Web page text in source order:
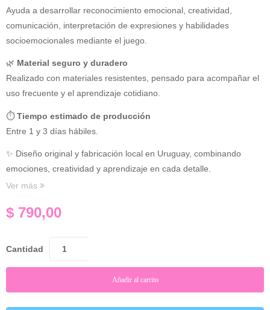
Ayuda a desarrollar reconocimiento emocional, creatividad,
comunicación, interpretación de expresiones y habilidades
socioemocionales mediante el juego.
🌿 Material seguro y duradero
Realizado con materiales resistentes, pensado para acompañar el
uso frecuente y el aprendizaje cotidiano.
⏱Tiempo estimado de producción
Entre 1 y 3 días hábiles.
✨ Diseño original y fabricación local en Uruguay, combinando
emociones, creatividad y aprendizaje en cada detalle.
Ver más
$ 790,00
Cantidad
Añadir al carrito